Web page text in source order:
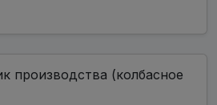
производства (колбасное